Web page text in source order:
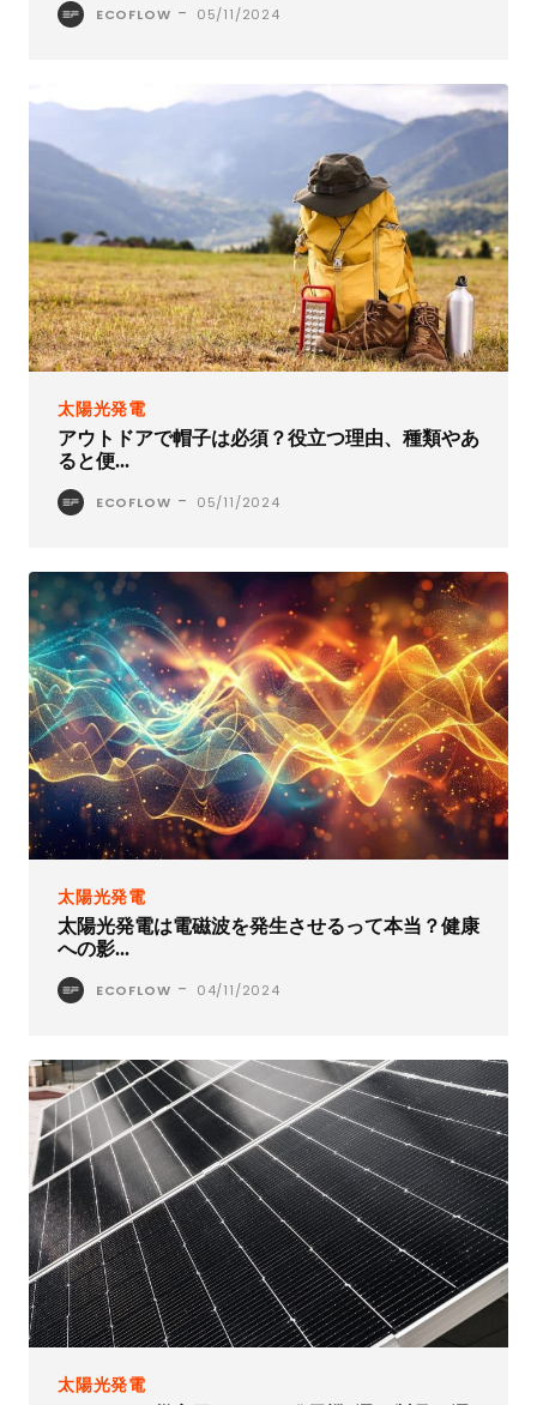
ECOFLOW - 05/11/2024
太陽光発電
アウトドアで帽子は必須？役立つ理由、種類やあ
ると便...
ECOFLOW - 05/11/2024
太陽光発電
太陽光発電は電磁波を発生させるって本当？健康
への影...
ECOFLOW - 04/11/2024
太陽光発電